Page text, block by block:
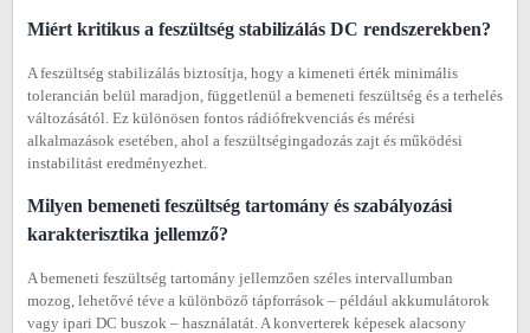
Miért kritikus a feszültség stabilizálás DC rendszerekben?
A feszültség stabilizálás biztosítja, hogy a kimeneti érték minimális
tolerancián belül maradjon, függetlenül a bemeneti feszültség és a terhelés
változásától. Ez különösen fontos rádiófrekvenciás és mérési
alkalmazások esetében, ahol a feszültségingadozás zajt és működési
instabilitást eredményezhet.
Milyen bemeneti feszültség tartomány és szabályozási
karakterisztika jellemző?
A bemeneti feszültség tartomány jellemzően széles intervallumban
mozog, lehetővé téve a különböző tápforrások – például akkumulátorok
vagy ipari DC buszok – használatát. A konverterek képesek alacsony